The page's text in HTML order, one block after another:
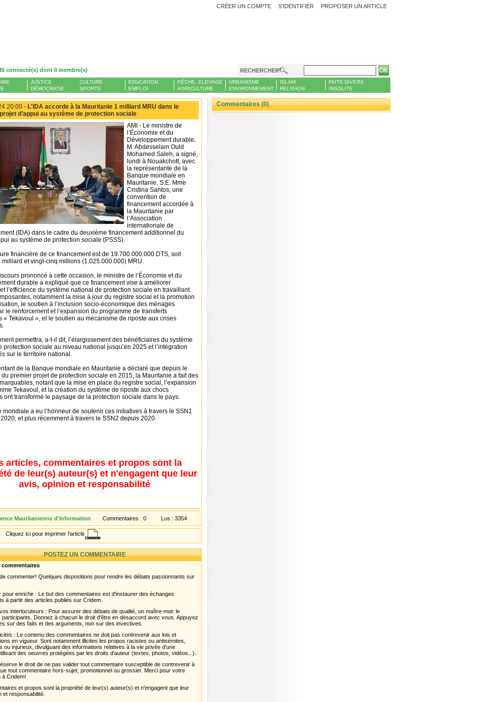
PROPOSER UN ARTICLE
CRÉER UN COMPTE S'IDENTIFIER
connecté(s) dont 0 membre(s) RECHERCHER
JUSTICE
DÉMOCRATIE
CULTURE
SPORTS
EDUCATION
EMPLOI
PÊCHE, ELEVAGE
AGRICULTURE
URBANISME
ENVIRONNEMENT
ISLAM
RELIGION
FAITS DIVERS
INSOLITE
20:00 - L'IDA accorde à la Mauritanie 1 milliard MRU dans le
d’appui au système de protection sociale
AMI - Le ministre de
l’Économie et du
Développement durable,
M. Abdesselam Ould
Mohamed Saleh, a signé,
lundi à Nouakchott, avec
la représentante de la
Banque mondiale en
Mauritanie, S.E. Mme
Cristina Santos, une
convention de
financement accordée à
la Mauritanie par
l’Association
internationale de
(IDA) dans le cadre du deuxième financement additionnel du
au système de protection sociale (PSSS).
financière de ce financement est de 19.700.000.000 DTS, soit
milliard et vingt-cinq millions (1.025.000.000) MRU.
prononcé à cette occasion, le ministre de l’Économie et du
durable a expliqué que ce financement vise à améliorer
et l’efficience du système national de protection sociale en travaillant
notamment la mise à jour du registre social et la promotion
le soutien à l’inclusion socio-économique des ménages
le renforcement et l’expansion du programme de transferts
« Tekavoul », et le soutien au mécanisme de riposte aux crises
permettra, a-t-il dit, l’élargissement des bénéficiaires du système
protection sociale au niveau national jusqu’en 2025 et l’intégration
sur le territoire national.
de la Banque mondiale en Mauritanie a déclaré que depuis le
du premier projet de protection sociale en 2015, la Mauritanie a fait des
notant que la mise en place du registre social, l’expansion
Tekavoul, et la création du système de riposte aux chocs
ont transformé le paysage de la protection sociale dans le pays.
mondiale a eu l’honneur de soutenir ces initiatives à travers le SSN1
et plus récemment à travers le SSN2 depuis 2020.
articles, commentaires et propos sont la
de leur(s) auteur(s) et n'engagent que leur
avis, opinion et responsabilité
Mauritanienne d'Information Commentaires : 0 Lus : 3354
Cliquez ici pour imprimer l'article
POSTEZ UN COMMENTAIRE
commentaires
commenter! Quelques dispositions pour rendre les débats passionnants sur
pour enrichir : Le but des commentaires est d'instaurer des échanges
à partir des articles publiés sur Cridem.
interlocuteurs : Pour assurer des débats de qualité, un maître-mot: le
participants. Donnez à chacun le droit d'être en désaccord avec vous. Appuyez
sur des faits et des arguments, non sur des invectives.
: Le contenu des commentaires ne doit pas contrevenir aux lois et
en vigueur. Sont notamment illicites les propos racistes ou antisémites,
ou injurieux, divulguant des informations relatives à la vie privée d'une
des oeuvres protégées par les droits d'auteur (textes, photos, vidéos...).
le droit de ne pas valider tout commentaire susceptible de contrevenir à
tout commentaire hors-sujet, promotionnel ou grossier. Merci pour votre
à Cridem!
et propos sont la propriété de leur(s) auteur(s) et n'engagent que leur
et responsabilité.
Commentaires (0)